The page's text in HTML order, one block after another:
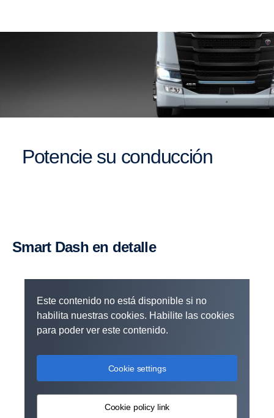
Potencie su conducción
Smart Dash en detalle
Este contenido no está disponible si no
habilita nuestras cookies. Habilite las cookies
para poder ver este contenido.
Cookie settings
Cookie policy link